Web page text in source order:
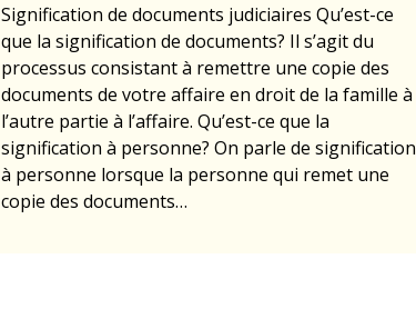
Signification de documents judiciaires Qu’est-ce
que la signification de documents? Il s’agit du
processus consistant à remettre une copie des
documents de votre affaire en droit de la famille à
l’autre partie à l’affaire. Qu’est-ce que la
signification à personne? On parle de signification
à personne lorsque la personne qui remet une
copie des documents…